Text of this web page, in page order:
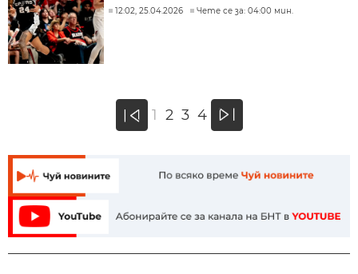
12:02, 25.04.2026 Чете се за: 04:00 мин.
« 1 2 3 4 »